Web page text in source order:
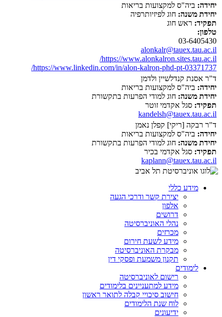
יחידה: ביה"ס למקצועות בריאות
יחידת משנה: חוג לפיזיותרפיה
תפקיד: ראש חוג
טלפון:
03-6405430
alonkalr@tauex.tau.ac.il
https://www.alonkalron.sites.tau.ac.il/
https://www.linkedin.com/in/alon-kalron-phd-pt-03371737/
ד"ר אסנת קנדלשיין ולדמן
יחידה: ביה"ס למקצועות בריאות
יחידת משנה: חוג למודי הפרעות בתקשורת
תפקיד: סגל אקדמי זוטר
kandelsh@tauex.tau.ac.il
ד"ר רבקה [ריקי] קפלן נאמן
יחידה: ביה"ס למקצועות בריאות
יחידת משנה: חוג למודי הפרעות בתקשורת
תפקיד: סגל אקדמי בכיר
kaplann@tauex.tau.ac.il
מידע כללי
יצירת קשר ודרכי הגעה
אלפון
דרושים
נהלי האוניברסיטה
מכרזים
מידע לשעת חירום
מבקרת האוניברסיטה
תקנון משמעת ופסקי דין
לימודים
רישום לאוניברסיטה
מידע למתעניינים בלימודים
חישוב סיכויי קבלה לתואר ראשון
לוח שנת הלימודים
ידיעונים